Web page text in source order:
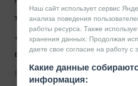
Телефон
+7 351 248-24-36
E-mail
SALE@RSI-LLC.RU
Наш сайт использует сервис
анализа поведения
работы ресурса. Также
хранения данных. Продолжая
даете свое согласие на работу
Какие данные
информация: